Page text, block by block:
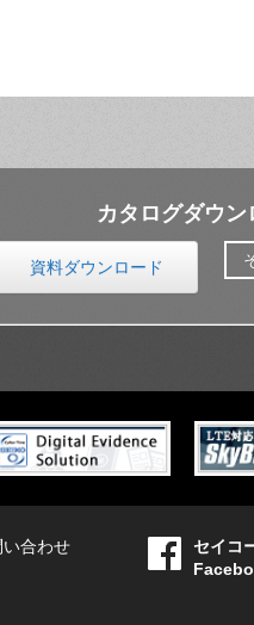
カタログダウン
資料ダウンロード
合わせ
セイコ